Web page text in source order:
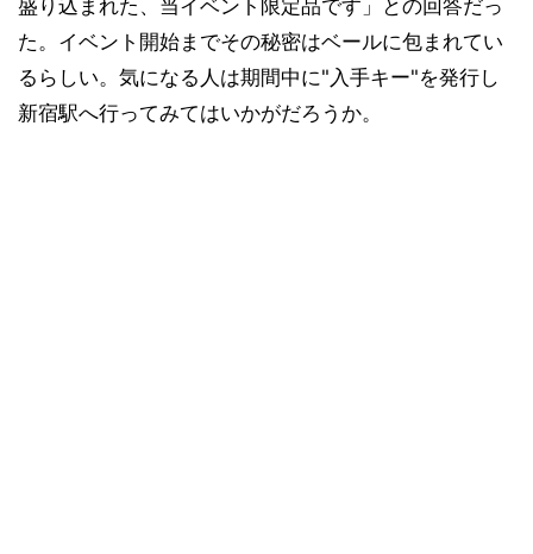
盛り込まれた、当イベント限定品です」との回答だっ
た。イベント開始までその秘密はベールに包まれてい
るらしい。気になる人は期間中に"入手キー"を発行し
新宿駅へ行ってみてはいかがだろうか。